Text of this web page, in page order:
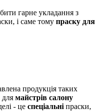
гарне укладання з
і саме тому праску для
​​продукція таких
для майстрів салону
- це спеціальні праски,